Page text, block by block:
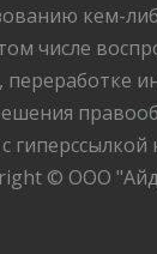
кем-
числе
гиперссылкой
© ООО